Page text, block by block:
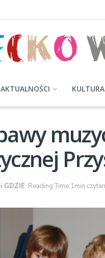
AKTUALNOŚCI KULTURA
GDZIE Reading Time:1min